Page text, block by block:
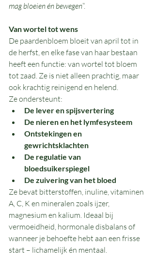
mag bloeien én bewegen”.
Van wortel tot wens
De paardenbloem bloeit van april tot in
de herfst, en elke fase van haar bestaan
heeft een functie: van wortel tot bloem
tot zaad. Ze is niet alleen prachtig, maar
ook krachtig reinigend en helend.
Ze ondersteunt:
De lever en spijsvertering
De nieren en het lymfesysteem
Ontstekingen en
gewrichtsklachten
De regulatie van
bloedsuikerspiegel
De zuivering van het bloed
Ze bevat bitterstoffen, inuline, vitaminen
A, C, K en mineralen zoals ijzer,
magnesium en kalium. Ideaal bij
vermoeidheid, hormonale disbalans of
wanneer je behoefte hebt aan een frisse
start – lichamelijk én mentaal.